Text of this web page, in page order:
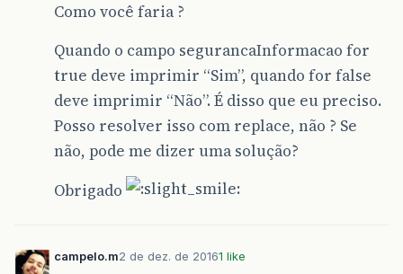
Como você faria ?
Quando o campo segurancaInformacao for
true deve imprimir “Sim”, quando for false
deve imprimir “Não”. É disso que eu preciso.
Posso resolver isso com replace, não ? Se
não, pode me dizer uma solução?
Obrigado
campelo.m2 de dez. de 20161 like